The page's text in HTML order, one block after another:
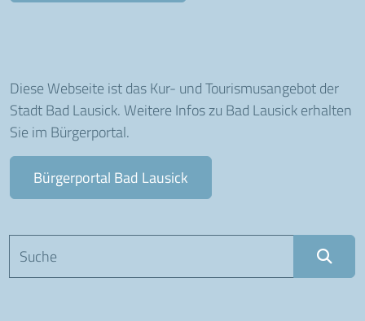
Diese Webseite ist das Kur- und Tourismusangebot der
Stadt Bad Lausick. Weitere Infos zu Bad Lausick erhalten
Sie im Bürgerportal.
Bürgerportal Bad Lausick